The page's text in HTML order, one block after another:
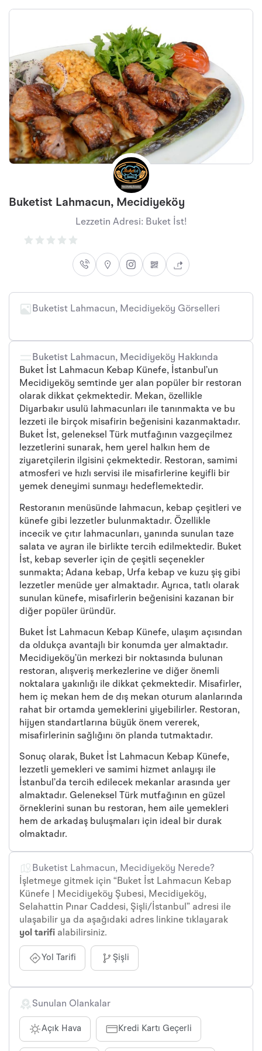
Buketist Lahmacun, Mecidiyeköy
Lezzetin Adresi: Buket İst!
Buketist Lahmacun, Mecidiyeköy Görselleri
Buketist Lahmacun, Mecidiyeköy Hakkında
Buket İst Lahmacun Kebap Künefe, İstanbul’un
Mecidiyeköy semtinde yer alan popüler bir restoran
olarak dikkat çekmektedir. Mekan, özellikle
Diyarbakır usulü lahmacunları ile tanınmakta ve bu
lezzeti ile birçok misafirin beğenisini kazanmaktadır.
Buket İst, geleneksel Türk mutfağının vazgeçilmez
lezzetlerini sunarak, hem yerel halkın hem de
ziyaretçilerin ilgisini çekmektedir. Restoran, samimi
atmosferi ve hızlı servisi ile misafirlerine keyifli bir
yemek deneyimi sunmayı hedeflemektedir.
Restoranın menüsünde lahmacun, kebap çeşitleri ve
künefe gibi lezzetler bulunmaktadır. Özellikle
incecik ve çıtır lahmacunları, yanında sunulan taze
salata ve ayran ile birlikte tercih edilmektedir. Buket
İst, kebap severler için de çeşitli seçenekler
sunmakta; Adana kebap, Urfa kebap ve kuzu şiş gibi
lezzetler menüde yer almaktadır. Ayrıca, tatlı olarak
sunulan künefe, misafirlerin beğenisini kazanan bir
diğer popüler üründür.
Buket İst Lahmacun Kebap Künefe, ulaşım açısından
da oldukça avantajlı bir konumda yer almaktadır.
Mecidiyeköy’ün merkezi bir noktasında bulunan
restoran, alışveriş merkezlerine ve diğer önemli
noktalara yakınlığı ile dikkat çekmektedir. Misafirler,
hem iç mekan hem de dış mekan oturum alanlarında
rahat bir ortamda yemeklerini yiyebilirler. Restoran,
hijyen standartlarına büyük önem vererek,
misafirlerinin sağlığını ön planda tutmaktadır.
Sonuç olarak, Buket İst Lahmacun Kebap Künefe,
lezzetli yemekleri ve samimi hizmet anlayışı ile
İstanbul’da tercih edilecek mekanlar arasında yer
almaktadır. Geleneksel Türk mutfağının en güzel
örneklerini sunan bu restoran, hem aile yemekleri
hem de arkadaş buluşmaları için ideal bir durak
olmaktadır.
Buketist Lahmacun, Mecidiyeköy Nerede?
İşletmeye gitmek için “Buket İst Lahmacun Kebap
Künefe | Mecidiyeköy Şubesi, Mecidiyeköy,
Selahattin Pınar Caddesi, Şişli/İstanbul” adresi ile
ulaşabilir ya da aşağıdaki adres linkine tıklayarak
yol tarifi alabilirsiniz.
Yol Tarifi Şişli
Sunulan Olankalar
Açık Hava Kredi Kartı Geçerli